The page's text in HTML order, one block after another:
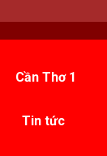
Cần Thơ 1
Tin tức